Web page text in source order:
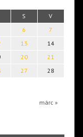
S V
márc »
6
7
13
14
20
21
27
28